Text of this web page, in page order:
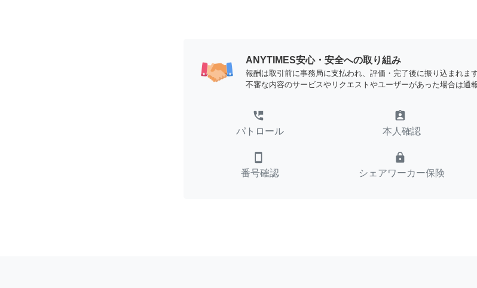
ANYTIMES安心・安全への取り組み
報酬は取引前に事務局に支払われ、評価・完了後に振り込まれま
不審な内容のサービスやリクエストやユーザーがあった場合は通
perm_phone_msg
パトロール
assignment_ind
本人確認
smartphone
番号確認
lock
シェアワーカー保険